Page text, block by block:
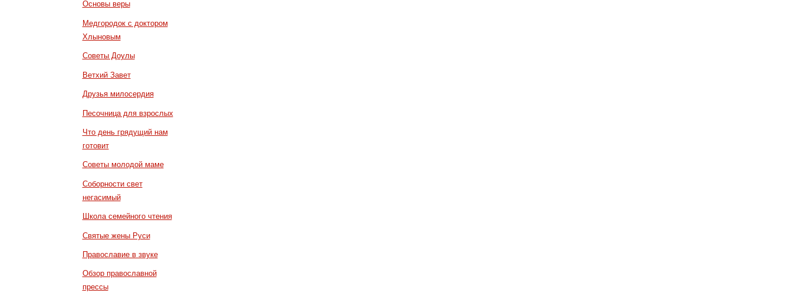
Основы веры
Медгородок с доктором
Хлыновым
Советы Доулы
Ветхий Завет
Друзья милосердия
Песочница для взрослых
Что день грядущий нам
готовит
Советы молодой маме
Соборности свет
негасимый
Школа семейного чтения
Святые жены Руси
Православие в звуке
Обзор православной
прессы